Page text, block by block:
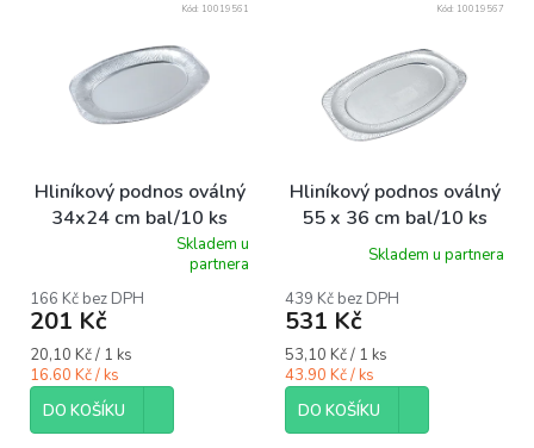
ů
Hliníkový podnos oválný
34x24 cm bal/10 ks
produktu
je
z
5
hvězdiček.
Skladem u
partnera
166 Kč bez DPH
201 Kč
Měrná
cena:
20,10 Kč / 1 ks
16.60 Kč / ks
DO KOŠÍKU
Kód: 10019561
Hliníkový podnos oválný
55 x 36 cm bal/10 ks
Skladem u partnera
439 Kč bez DPH
531 Kč
Měrná
cena:
53,10 Kč / 1 ks
43.90 Kč / ks
DO KOŠÍKU
Kód: 10019567